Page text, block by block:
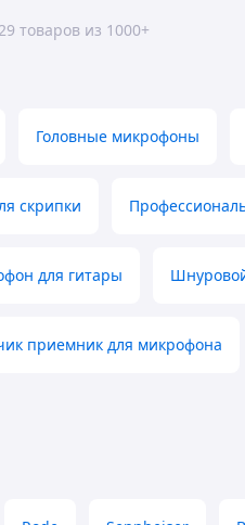
товаров из 1000+
Головные микрофоны
скрипки
для гитары
приемник для микрофона